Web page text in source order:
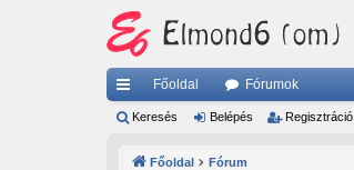
yo
Főoldal Fórumok
Keresés Belépés Regisztráció
Főoldal Fórum